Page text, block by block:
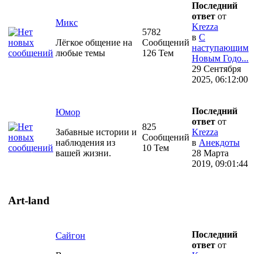
Микс
Лёгкое общение на
любые темы
5782
Сообщений
126 Тем
Последний
ответ от
Krezza
в С
наступающим
Новым Годо...
29 Сентября
2025, 06:12:00
Юмор
Забавные истории и
наблюдения из
вашей жизни.
825
Сообщений
10 Тем
Последний
ответ от
Krezza
в Анекдоты
28 Марта
2019, 09:01:44
Art-land
Сайгон
Последний
ответ от